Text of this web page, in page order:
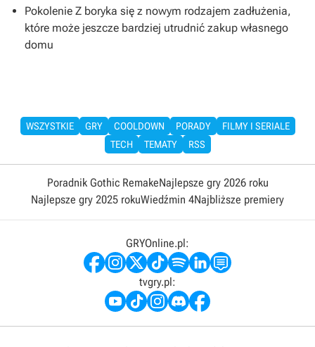
Pokolenie Z boryka się z nowym rodzajem zadłużenia,
które może jeszcze bardziej utrudnić zakup własnego
domu
WSZYSTKIE GRY COOLDOWN PORADY
FILMY I SERIALE
TECH
TEMATY RSS
Poradnik Gothic RemakeNajlepsze gry 2026 roku
Najlepsze gry 2025 rokuWiedźmin 4Najbliższe premiery
GRYOnline.pl:
tvgry.pl: